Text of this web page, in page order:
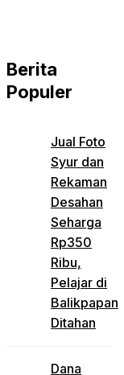
Berita
Populer
Jual Foto
Syur dan
Rekaman
Desahan
Seharga
Rp350
Ribu,
Pelajar di
Balikpapan
Ditahan
Dana